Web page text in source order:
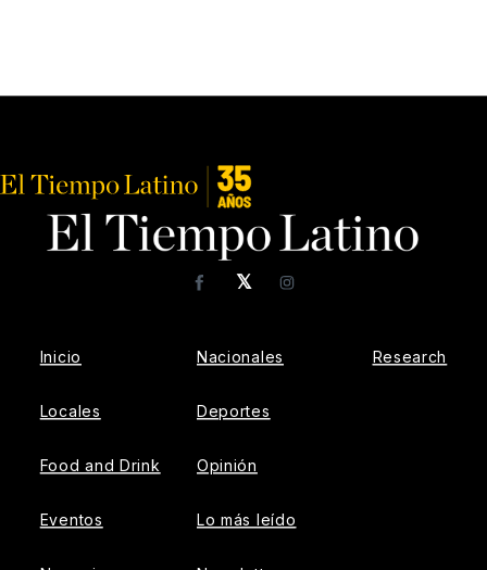
𝕏
FacebookInstagram
Inicio
Locales
Food and Drink
Eventos
Nacionales
Deportes
Opinión
Lo más leído
Research